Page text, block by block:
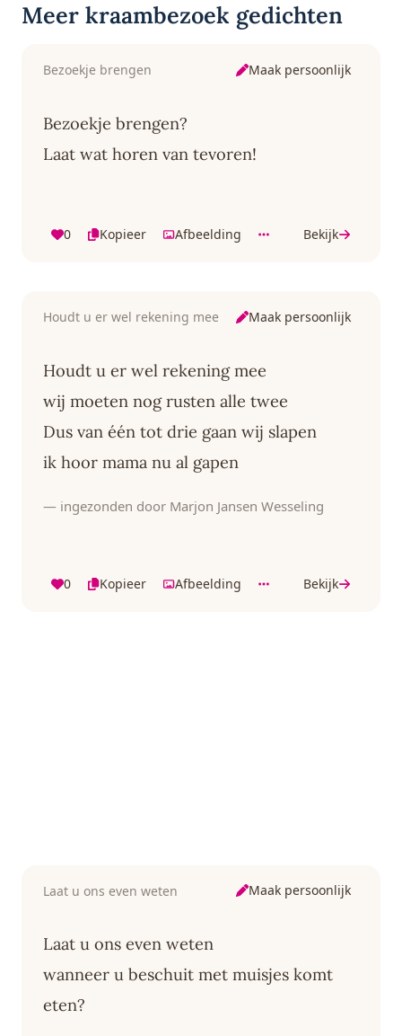
Meer kraambezoek gedichten
Bezoekje brengen Maak persoonlijk
Bezoekje brengen?
Laat wat horen van tevoren!
0 Kopieer Afbeelding Bekijk
Houdt u er wel rekening mee Maak persoonlijk
Houdt u er wel rekening mee
wij moeten nog rusten alle twee
Dus van één tot drie gaan wij slapen
ik hoor mama nu al gapen
— ingezonden door Marjon Jansen Wesseling
0 Kopieer Afbeelding Bekijk
Laat u ons even weten Maak persoonlijk
Laat u ons even weten
wanneer u beschuit met muisjes komt
eten?